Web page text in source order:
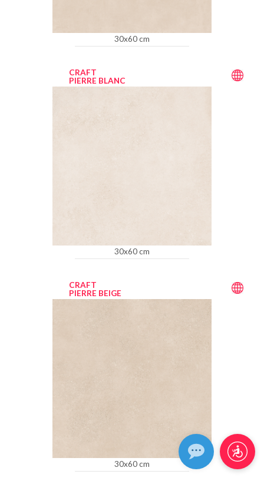
30x60 cm
CRAFT
PIERRE BLANC
30x60 cm
CRAFT
PIERRE BEIGE
30x60 cm